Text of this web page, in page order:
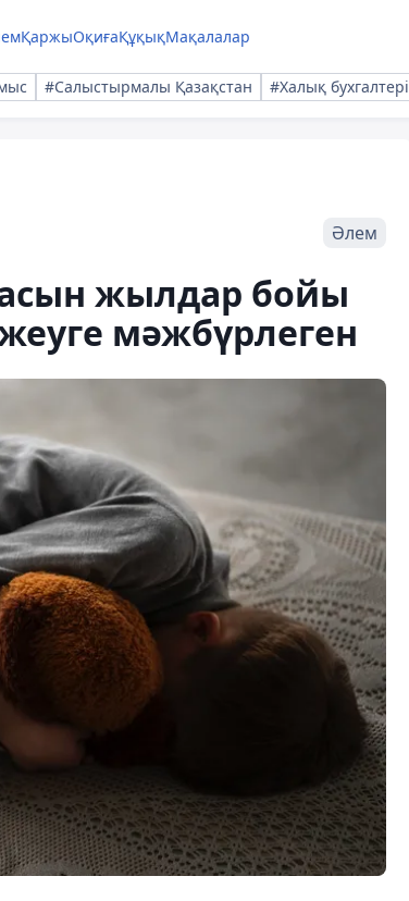
ҚаржыОқиғаҚұқықМақалалар
#Салыстырмалы Қазақстан #Халық бухгалтері
Әлем
жылдар бойы
мәжбүрлеген